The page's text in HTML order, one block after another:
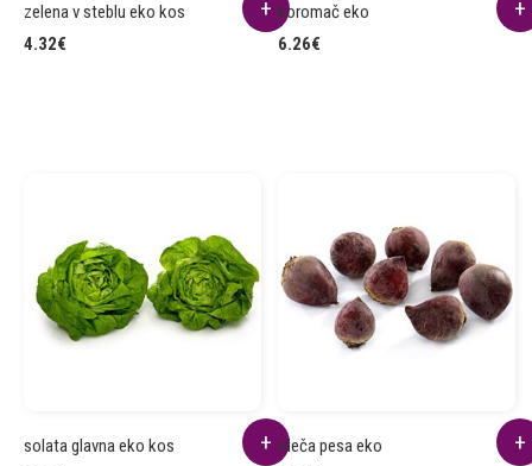
zelena v steblu eko kos
4.32€
koromač eko
6.26€
solata glavna eko kos
rdeča pesa eko